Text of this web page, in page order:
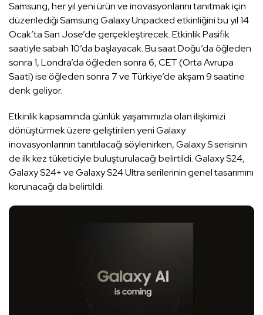
Samsung, her yıl yeni ürün ve inovasyonlarını tanıtmak için
düzenlediği Samsung Galaxy Unpacked etkinliğini bu yıl 14
Ocak’ta San Jose’de gerçekleştirecek. Etkinlik Pasifik
saatiyle sabah 10’da başlayacak. Bu saat Doğu’da öğleden
sonra 1, Londra’da öğleden sonra 6, CET (Orta Avrupa
Saati) ise öğleden sonra 7 ve Türkiye’de akşam 9 saatine
denk geliyor.
Etkinlik kapsamında günlük yaşamımızla olan ilişkimizi
dönüştürmek üzere geliştirilen yeni Galaxy
inovasyonlarının tanıtılacağı söylenirken, Galaxy S serisinin
de ilk kez tüketiciyle buluşturulacağı belirtildi. Galaxy S24,
Galaxy S24+ ve Galaxy S24 Ultra serilerinin genel tasarımını
korunacağı da belirtildi.